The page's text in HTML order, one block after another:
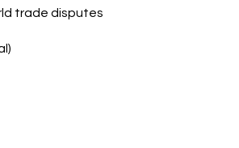
trade disputes